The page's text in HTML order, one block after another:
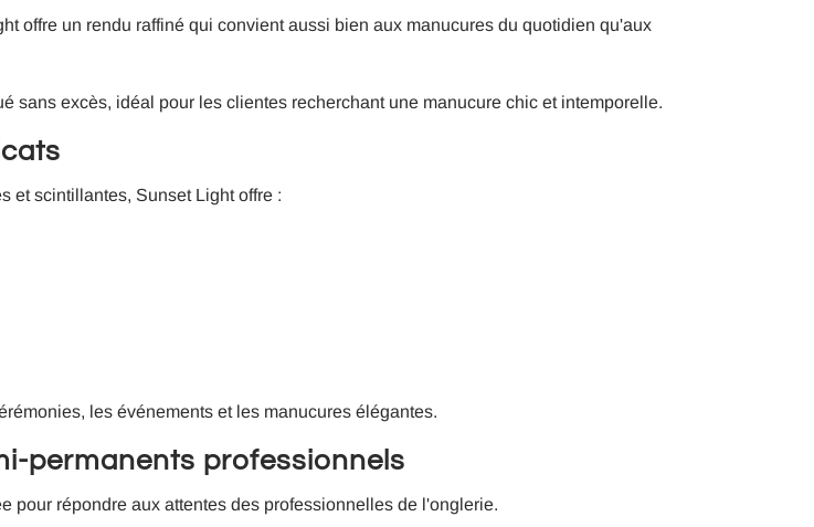
offre un rendu raffiné qui convient aussi bien aux manucures du quotidien qu'aux
sans excès, idéal pour les clientes recherchant une manucure chic et intemporelle.
et scintillantes, Sunset Light offre :
les événements et les manucures élégantes.
permanents professionnels
pour répondre aux attentes des professionnelles de l'onglerie.